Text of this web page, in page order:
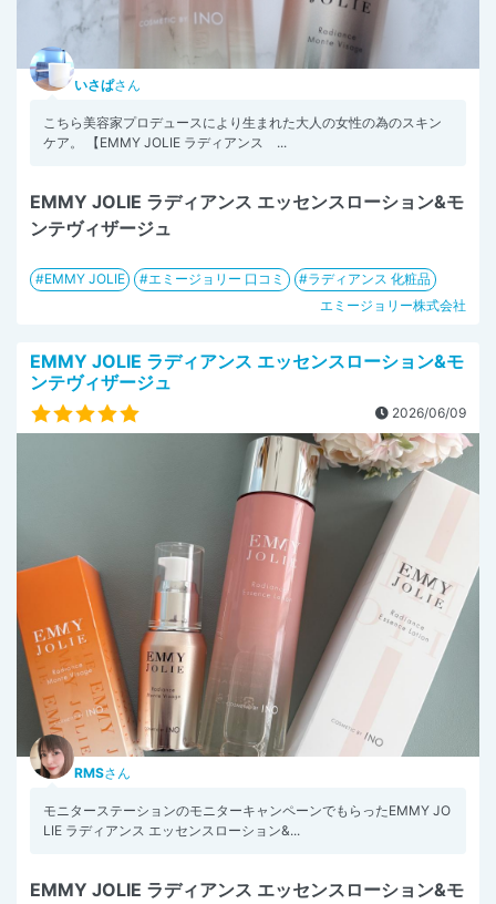
いさぱさん
こちら美容家プロデュースにより生まれた大人の女性の為のスキン
ケア。 【EMMY JOLIE ラディアンス ...
EMMY JOLIE ラディアンス エッセンスローション&モ
ンテヴィザージュ
EMMY JOLIE エミージョリー 口コミ
ラディアンス 化粧品
エミージョリー株式会社
EMMY JOLIE ラディアンス エッセンスローション&モ
ンテヴィザージュ
2026/06/09
RMSさん
モニターステーションのモニターキャンペーンでもらったEMMY JO
LIE ラディアンス エッセンスローション&...
EMMY JOLIE ラディアンス エッセンスローション&モ